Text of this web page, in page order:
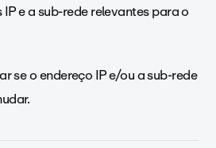
e a sub-rede relevantes para o
se o endereço IP e/ou a sub-rede